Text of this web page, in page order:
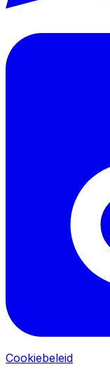
Cookiebeleid